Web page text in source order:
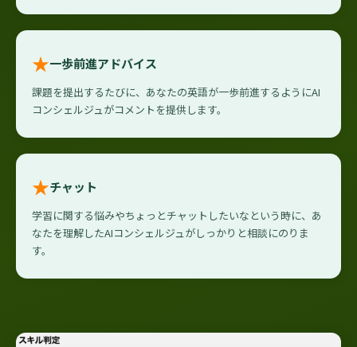
★一歩前進アドバイス
課題を提出するたびに、あなたの英語が一歩前進するようにAI
コンシェルジュがコメントを提供します。
★チャット
学習に関する悩みやちょっとチャットしたいなという時に、あ
なたを理解したAIコンシェルジュがしっかりと相談にのりま
す。